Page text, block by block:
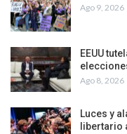
Ago 9, 2026
EEUU
Ago 8, 2026
Luces y
libertario